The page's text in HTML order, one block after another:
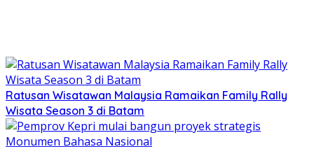
Ratusan Wisatawan Malaysia Ramaikan Family Rally
Wisata Season 3 di Batam